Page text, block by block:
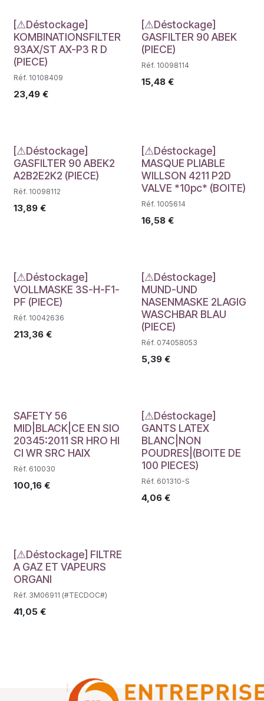
Déstockage
[⚠Déstockage]
KOMBINATIONSFILTER
93AX/ST AX-P3 R D
(PIECE)
Réf. 10108409
23,49 €
Déstockage
[⚠Déstockage]
GASFILTER 90 ABEK
(PIECE)
Réf. 10098114
15,48€
Déstockage
[⚠Déstockage]
GASFILTER 90 ABEK2
A2B2E2K2 (PIECE)
Réf. 10098112
13,89 €
Déstockage
[⚠Déstockage]
MASQUE PLIABLE
WILLSON 4211 P2D
VALVE *10pc* (BOITE)
Réf. 1005614
16,58€
Déstockage
[⚠Déstockage]
VOLLMASKE 3S-H-F1-
PF (PIECE)
Réf. 10042636
213,36 €
Déstockage
[⚠Déstockage]
MUND-UND
NASENMASKE 2LAGIG
WASCHBAR BLAU
(PIECE)
Réf. 074058053
5,39€
Déstockage
SAFETY 56
MID|BLACK|CE EN SIO
20345:2011 SR HRO HI
CI WR SRC HAIX
Réf. 610030
100,16 €
Déstockage
[⚠Déstockage]
GANTS LATEX
BLANC|NON
POUDRES|(BOITE DE
100 PIECES)
Réf. 601310-S
4,06€
Déstockage
[⚠Déstockage] FILTRE
A GAZ ET VAPEURS
ORGANI
Réf. 3M06911 (#TECDOC#)
41,05 €